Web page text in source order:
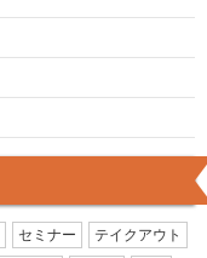
セミナー
テイクアウト